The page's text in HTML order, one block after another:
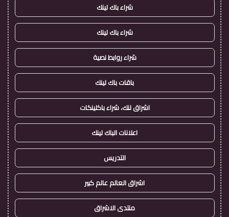
شراء باك لينك
شراء باك لينك
شراء روابط نصية
باقات باك لينك
اشراق لنك، شراء باكلينكات
اعلانات الباك لينك
التدريس
اشراق العالم عالم كبير
منتدى الاشراق